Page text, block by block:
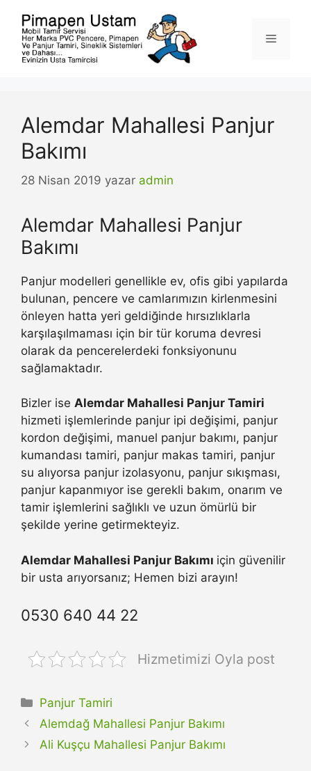
Menü
Alemdar Mahallesi Panjur
Bakımı
28 Nisan 2019 yazar admin
Alemdar Mahallesi Panjur
Bakımı
Panjur modelleri genellikle ev, ofis gibi yapılarda
bulunan, pencere ve camlarımızın kirlenmesini
önleyen hatta yeri geldiğinde hırsızlıklarla
karşılaşılmaması için bir tür koruma devresi
olarak da pencerelerdeki fonksiyonunu
sağlamaktadır.
Bizler ise Alemdar Mahallesi Panjur Tamiri
hizmeti işlemlerinde panjur ipi değişimi, panjur
kordon değişimi, manuel panjur bakımı, panjur
kumandası tamiri, panjur makas tamiri, panjur
su alıyorsa panjur izolasyonu, panjur sıkışması,
panjur kapanmıyor ise gerekli bakım, onarım ve
tamir işlemlerini sağlıklı ve uzun ömürlü bir
şekilde yerine getirmekteyiz.
Alemdar Mahallesi Panjur Bakımı için güvenilir
bir usta arıyorsanız; Hemen bizi arayın!
0530 640 44 22
Hizmetimizi Oyla post
Kategoriler
Panjur Tamiri
Alemdağ Mahallesi Panjur Bakımı
Ali Kuşçu Mahallesi Panjur Bakımı